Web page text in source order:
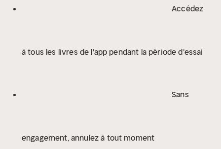
l’anglais par Françoise Smith
© Bragelonne 2022Accédez
à tous les livres de l'app pendant la période d'essai
Sans
engagement, annulez à tout moment